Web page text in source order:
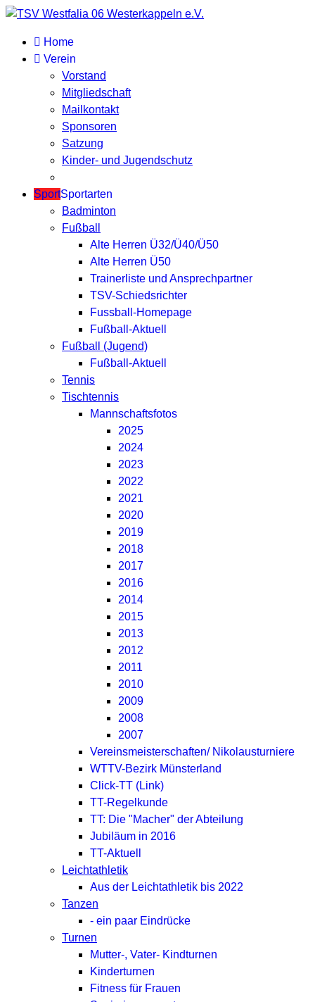
Home
Verein
Vorstand
Mitgliedschaft
Mailkontakt
Sponsoren
Satzung
Kinder- und Jugendschutz
SportSportarten
Badminton
Fußball
Alte Herren Ü32/Ü40/Ü50
Alte Herren Ü50
Trainerliste und Ansprechpartner
TSV-Schiedsrichter
Fussball-Homepage
Fußball-Aktuell
Fußball (Jugend)
Fußball-Aktuell
Tennis
Tischtennis
Mannschaftsfotos
2025
2024
2023
2022
2021
2020
2019
2018
2017
2016
2014
2015
2013
2012
2011
2010
2009
2008
2007
Vereinsmeisterschaften/ Nikolausturniere
WTTV-Bezirk Münsterland
Click-TT (Link)
TT-Regelkunde
TT: Die "Macher" der Abteilung
Jubiläum in 2016
TT-Aktuell
Leichtathletik
Aus der Leichtathletik bis 2022
Tanzen
- ein paar Eindrücke
Turnen
Mutter-, Vater- Kindturnen
Kinderturnen
Fitness für Frauen